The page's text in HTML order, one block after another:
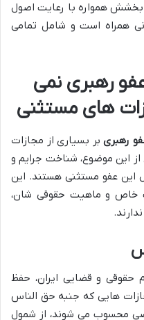
بخشش همواره با رعایت اصول
همراه است و شامل تمامی
رهبری نمی
های مستثنی
رهبریبر بسیاری از مجازات
این موضوع، شناخت جرایم و
این عفو مستثنی هستند. این
خاص و ماهیت حقوقی شان،
حقوقی و قضایی ایران، حفظ
هایی که جنبه حق الناس
محسوب می شوند، از شمول